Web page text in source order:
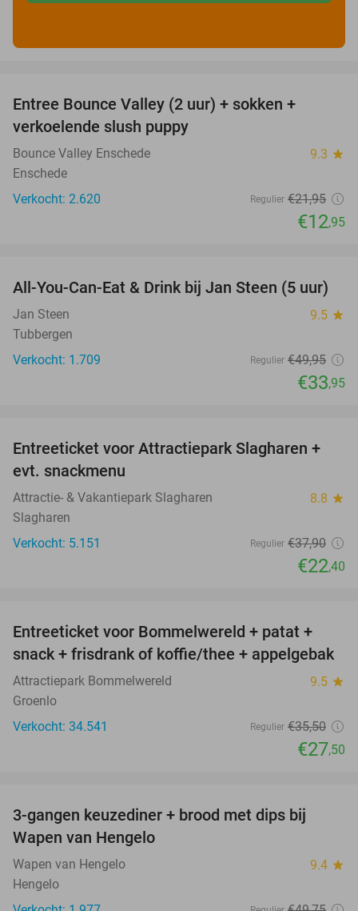
Entree Bounce Valley (2 uur) + sokken +
verkoelende slush puppy
Bounce Valley Enschede 9.3 star
Enschede
Verkocht: 2.620
Regulier €21,95
€12,95
32%
All-You-Can-Eat & Drink bij Jan Steen (5 uur)
Jan Steen 9.5 star
Tubbergen
Verkocht: 1.709
Regulier €49,95
€33,95
41%
Entreeticket voor Attractiepark Slagharen +
evt. snackmenu
Attractie- & Vakantiepark Slagharen 8.8 star
Slagharen
Verkocht: 5.151
Regulier €37,90
€22,40
23%
Entreeticket voor Bommelwereld + patat +
snack + frisdrank of koffie/thee + appelgebak
Attractiepark Bommelwereld 9.5 star
Groenlo
Verkocht: 34.541
Regulier €35,50
€27,50
3-gangen keuzediner + brood met dips bij
Wapen van Hengelo
Wapen van Hengelo 9.4 star
Hengelo